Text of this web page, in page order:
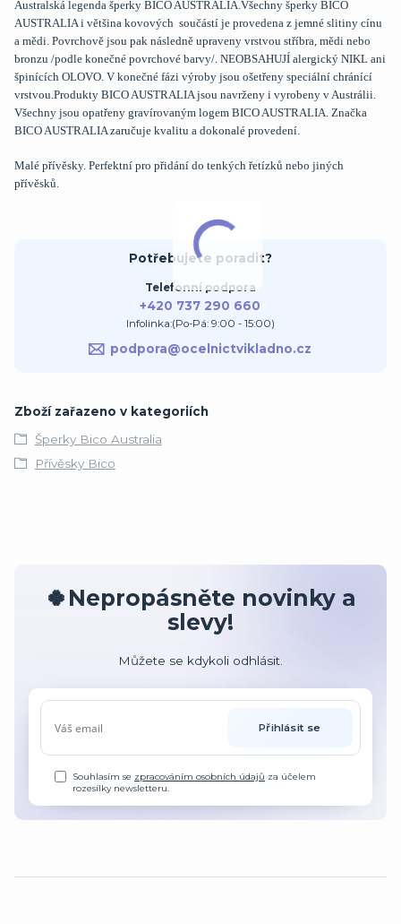
Australská legenda šperky BICO AUSTRALIA.Všechny šperky BICO
AUSTRALIA i většina kovových součástí je provedena z jemné slitiny cínu
a mědi. Povrchově jsou pak následně upraveny vrstvou stříbra, mědi nebo
bronzu /podle konečné povrchové barvy/. NEOBSAHUJÍ alergický NIKL ani
špinících OLOVO. V konečné fázi výroby jsou ošetřeny speciální chránící
vrstvou.Produkty BICO AUSTRALIA jsou navrženy i vyrobeny v Austrálii.
Všechny jsou opatřeny gravírovaným logem BICO AUSTRALIA. Značka
BICO AUSTRALIA zaručuje kvalitu a dokonalé provedení.
Malé přívěsky. Perfektní pro přidání do tenkých řetízků nebo jiných
přívěsků.
Potřebujete poradit?
Telefonní podpora
+420 737 290 660
Infolinka:(Po-Pá: 9:00 - 15:00)
podpora@ocelnictvikladno.cz
Zboží zařazeno v kategoriích
Šperky Bico Australia
Přívěsky Bico
🍀Nepropásněte novinky a
slevy!
Můžete se kdykoli odhlásit.
Přihlásit se
Souhlasím se zpracováním osobních údajů za účelem
rozesílky newsletteru.